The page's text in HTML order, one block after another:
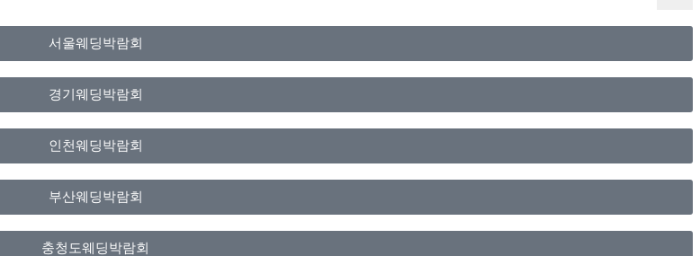
서울웨딩박람회
경기웨딩박람회
인천웨딩박람회
부산웨딩박람회
충청도웨딩박람회